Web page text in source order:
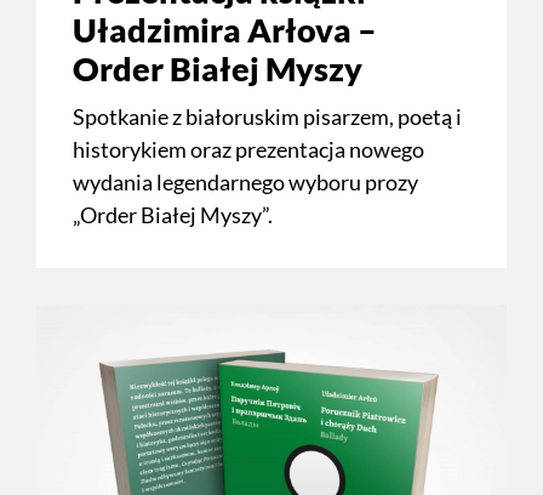
Uładzimira Arłova –
Order Białej Myszy
Spotkanie z białoruskim pisarzem, poetą i
historykiem oraz prezentacja nowego
wydania legendarnego wyboru prozy
„Order Białej Myszy”.